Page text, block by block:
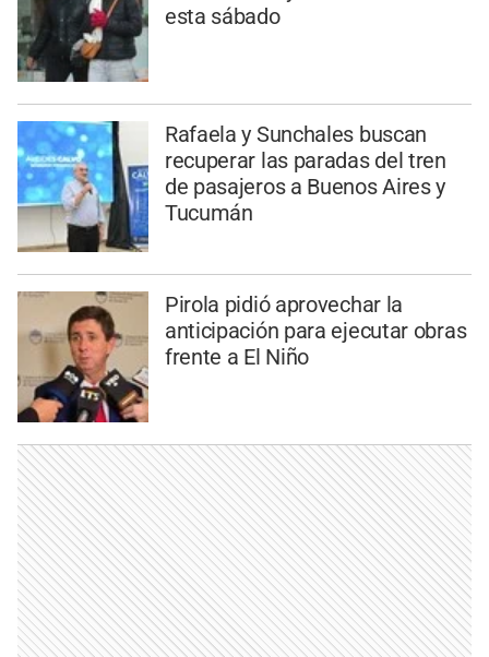
esta sábado
Rafaela y Sunchales buscan
recuperar las paradas del tren
de pasajeros a Buenos Aires y
Tucumán
Pirola pidió aprovechar la
anticipación para ejecutar obras
frente a El Niño